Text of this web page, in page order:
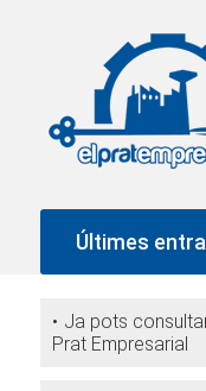
Últimes
Ja pots
Prat Empresarial